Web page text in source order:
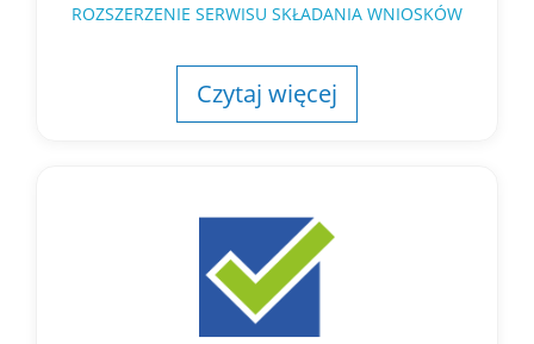
ROZSZERZENIE SERWISU SKŁADANIA WNIOSKÓW
Czytaj więcej